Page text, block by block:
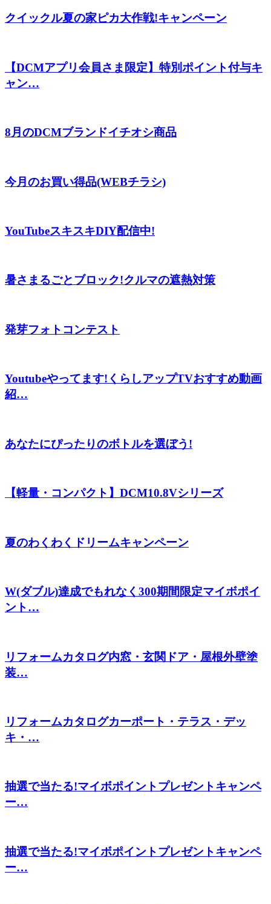
クイックル夏の家ピカ大作戦!キャンペーン
【DCMアプリ会員さま限定】特別ポイント付与キ
ャン…
8月のDCMブランドイチオシ商品
今月のお買い得品(WEBチラシ)
YouTubeスキスキDIY配信中!
暑さまるごとブロック!クルマの遮熱対策
発芽フォトコンテスト
Youtubeやってます!くらしアップTVおすすめ動画
紹…
あなたにぴったりのボトルを選ぼう!
【軽量・コンパクト】DCM10.8Vシリーズ
夏のわくわくドリームキャンペーン
W(ダブル)達成でもれなく300期間限定マイボポイ
ント…
リフォームカタログ内窓・玄関ドア・屋根外壁塗
装…
リフォームカタログカーポート・テラス・デッ
キ・…
抽選で当たる!マイボポイントプレゼントキャンペ
ー…
抽選で当たる!マイボポイントプレゼントキャンペ
ー…